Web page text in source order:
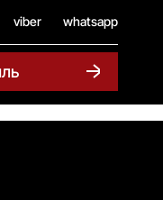
viber whatsapp